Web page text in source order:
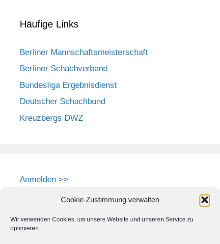
Cookie-Zustimmung verwalten
Wir verwenden Cookies, um unsere Website und unseren Service zu
optimieren.
Häufige Links
Berliner Mannschaftsmeisterschaft
Berliner Schachverband
Bundesliga Ergebnisdienst
Deutscher Schachbund
Kreuzbergs DWZ
Anmelden >>